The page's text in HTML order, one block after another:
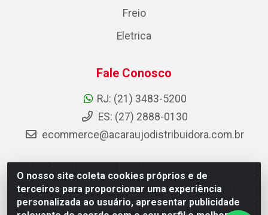
O nosso site coleta cookies próprios e de
terceiros para proporcionar uma experiência
personalizada ao usuário, apresentar publicidade
Freio
Eletrica
Fale Conosco
RJ: (21) 3483-5200
ES: (27) 2888-0130
ecommerce@acaraujodistribuidora.com.br
AC Araujo Distribuidora - Rua Carneiro de Campos, 42 -
São Cristóvão, Rio de Janeiro/RJ - CEP 20.920-410 -
CNPJ 08.744.753/0003-85